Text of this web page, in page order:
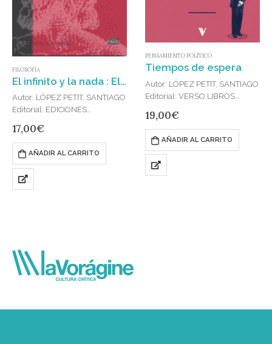
FILOSOFÍA
El infinito y la nada : El Querer Vivir como Desafio
Autor: LÓPEZ PETIT, SANTIAGO
Editorial: EDICIONES
Publicado en: 2018
ISBN: 978-84-7290-231-2
17,00€
AÑADIR AL CARRITO
PENSAMIENTO POLÍTICO
Tiempos de espera
Autor: LÓPEZ PETIT, SANTIAGO
Editorial: VERSO LIBROS
ISBN: 978-84-10344-31-0
«Ser habitantes del tiempo y
vivir en esta sociedad nos
convierte en seres resignados.
Nos sometemos a un presente
19,00€
AÑADIR AL CARRITO